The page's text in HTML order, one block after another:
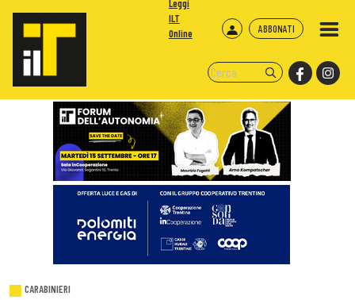
ABBONATI
Leggi
ILT
Online
CARABINIERI